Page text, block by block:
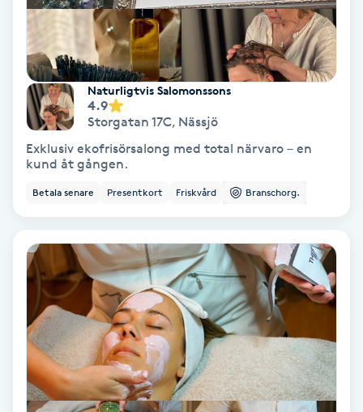
Mesoterapi
MicroPen
Microshading
Mixfransar
Nagelförlängning
Nagelförlängning akryl
Nagelförlängning gelé
Nagelförlängning glasfiber
Nagelförlängning silke
Naturligtvis Salomonssons
4.9
Storgatan 17C, Nässjö
Exklusiv ekofrisörsalong med total närvaro – en
kund åt gången.
Betala senare Presentkort Friskvård Branschorg.